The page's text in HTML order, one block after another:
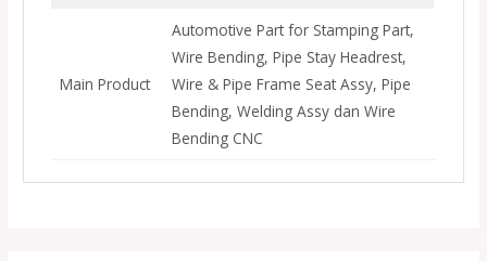
Main Product
Automotive Part for Stamping Part,
Wire Bending, Pipe Stay Headrest,
Wire & Pipe Frame Seat Assy, Pipe
Bending, Welding Assy dan Wire
Bending CNC